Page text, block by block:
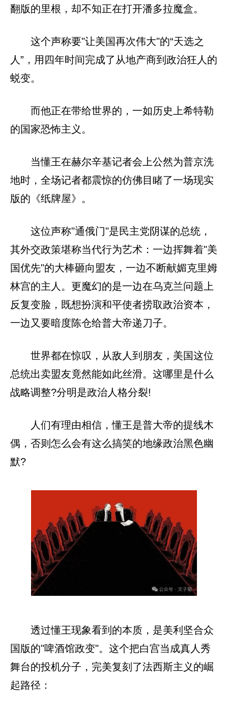
翻版的里根，却不知正在打开潘多拉魔盒。
这个声称要"让美国再次伟大"的“天选之
人”，用四年时间完成了从地产商到政治狂人的
蜕变。
而他正在带给世界的，一如历史上希特勒
的国家恐怖主义。
当懂王在赫尔辛基记者会上公然为普京洗
地时，全场记者都震惊的仿佛目睹了一场现实
版的《纸牌屋》。
这位声称"通俄门"是民主党阴谋的总统，
其外交政策堪称当代行为艺术：一边挥舞着"美
国优先"的大棒砸向盟友，一边不断献媚克里姆
林宫的主人。更魔幻的是一边在乌克兰问题上
反复变脸，既想扮演和平使者捞取政治资本，
一边又要暗度陈仓给普大帝递刀子。
世界都在惊叹，从敌人到朋友，美国这位
总统出卖盟友竟然能如此丝滑。这哪里是什么
战略调整?分明是政治人格分裂!
人们有理由相信，懂王是普大帝的提线木
偶，否则怎么会有这么搞笑的地缘政治黑色幽
默?
透过懂王现象看到的本质，是美利坚合众
国版的"啤酒馆政变"。这个把白宫当成真人秀
舞台的投机分子，完美复刻了法西斯主义的崛
起路径：